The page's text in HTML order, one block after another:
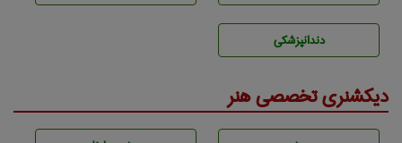
دندانپزشكی
دیکشنری تخصصی هنر